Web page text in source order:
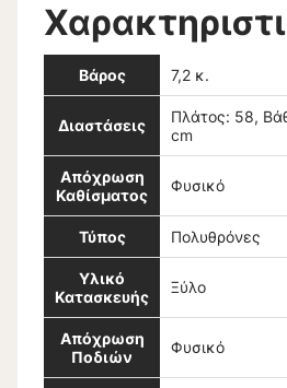
Βάρος 7,2 κ.
Διαστάσεις
Πλάτος: 58,
cm
Απόχρωση
Καθίσματος
Φυσικό
Τύπος Πολυθρόνες
Υλικό
Κατασκευής
Ξύλο
Απόχρωση
Ποδιών
Φυσικό